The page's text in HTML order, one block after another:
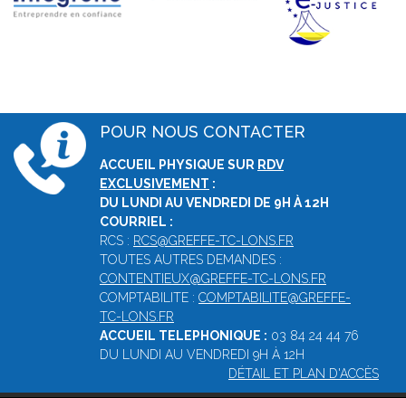
POUR NOUS CONTACTER
ACCUEIL PHYSIQUE SUR RDV
EXCLUSIVEMENT :
DU LUNDI AU VENDREDI DE 9H À 12H
COURRIEL :
RCS : RCS@GREFFE-TC-LONS.FR
TOUTES AUTRES DEMANDES :
CONTENTIEUX@GREFFE-TC-LONS.FR
COMPTABILITE : COMPTABILITE@GREFFE-
TC-LONS.FR
ACCUEIL TELEPHONIQUE : 03 84 24 44 76
DU LUNDI AU VENDREDI 9H À 12H
DÉTAIL ET PLAN D'ACCÈS